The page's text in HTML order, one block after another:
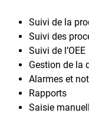
Suivi de la
Suivi des
Suivi de l’OEE
Gestion de la
Alarmes et
Rapports
Saisie